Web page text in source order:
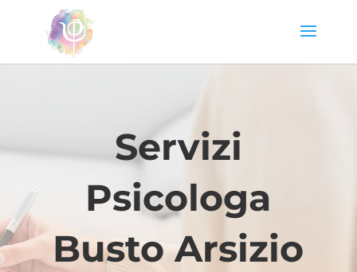
Servizi
Psicologa
Busto Arsizio